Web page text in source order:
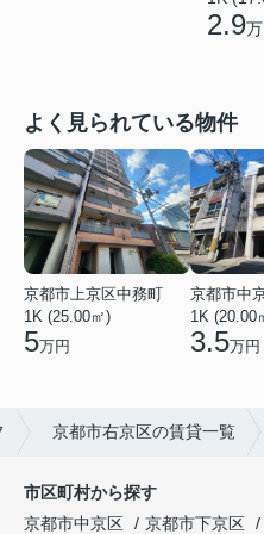
2.9
よく見られている物件
京都市上京区中務町
1K (25.00㎡)
5万円
1K (20.00
3.5万円
京都市右京区の賃貸一覧
市区町村から探す
京都市中京区
京都市下京区